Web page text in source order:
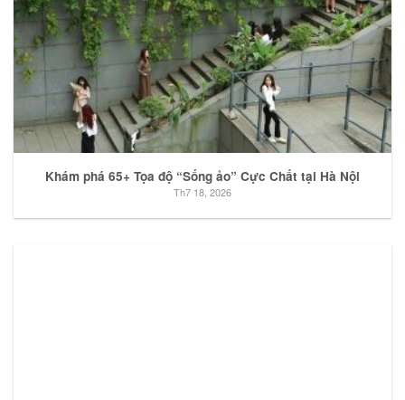
Khám phá 65+ Tọa độ “Sống ảo” Cực Chất tại Hà Nội
Th7 18, 2026